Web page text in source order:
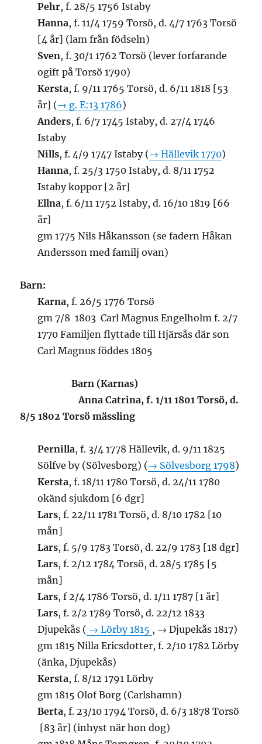
Pehr, f. 28/5 1756 Istaby
Hanna, f. 11/4 1759 Torsö, d. 4/7 1763 Torsö
[4 år] (lam från födseln)
Sven, f. 30/1 1762 Torsö (lever forfarande
ogift på Torsö 1790)
Kersta, f. 9/11 1765 Torsö, d. 6/11 1818 [53
år] (→ g. E:13 1786)
Anders, f. 6/7 1745 Istaby, d. 27/4 1746
Istaby
Nills, f. 4/9 1747 Istaby (→ Hällevik 1770)
Hanna, f. 25/3 1750 Istaby, d. 8/11 1752
Istaby koppor [2 år]
Ellna, f. 6/11 1752 Istaby, d. 16/10 1819 [66
år]
gm 1775 Nils Håkansson (se fadern Håkan
Andersson med familj ovan)
Barn:
Karna, f. 26/5 1776 Torsö
gm 7/8 1803 Carl Magnus Engelholm f. 2/7
1770 Familjen flyttade till Hjärsås där son
Carl Magnus föddes 1805
Barn (Karnas)
Anna Catrina, f. 1/11 1801 Torsö, d.
8/5 1802 Torsö mässling
Pernilla, f. 3/4 1778 Hällevik, d. 9/11 1825
Sölfve by (Sölvesborg) (→ Sölvesborg 1798)
Kersta, f. 18/11 1780 Torsö, d. 24/11 1780
okänd sjukdom [6 dgr]
Lars, f. 22/11 1781 Torsö, d. 8/10 1782 [10
mån]
Lars, f. 5/9 1783 Torsö, d. 22/9 1783 [18 dgr]
Lars, f. 2/12 1784 Torsö, d. 28/5 1785 [5
mån]
Lars, f 2/4 1786 Torsö, d. 1/11 1787 [1 år]
Lars, f. 2/2 1789 Torsö, d. 22/12 1833
Djupekås ( → Lörby 1815 , → Djupekås 1817)
gm 1815 Nilla Ericsdotter, f. 2/10 1782 Lörby
(änka, Djupekås)
Kersta, f. 8/12 1791 Lörby
gm 1815 Olof Borg (Carlshamn)
Berta, f. 23/10 1794 Torsö, d. 6/3 1878 Torsö
[83 år] (inhyst när hon dog)